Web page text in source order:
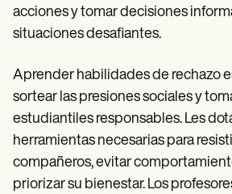
acciones y tomar decisiones
situaciones desafiantes.
Aprender habilidades de rechazo
sortear las presiones sociales y
estudiantiles responsables. Les
herramientas necesarias para
compañeros, evitar
priorizar su bienestar. Los